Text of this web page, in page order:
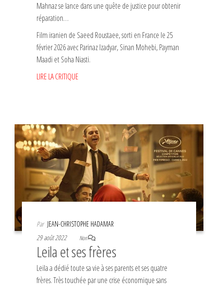
Mahnaz se lance dans une quête de justice pour obtenir
réparation…
Film iranien de Saeed Roustaee, sorti en France le 25
février 2026 avec Parinaz Izadyar, Sinan Mohebi, Payman
Maadi et Soha Niasti.
LIRE LA CRITIQUE
Par JEAN-CHRISTOPHE HADAMAR
29 août 2022
Non
Leila et ses frères
Leila a dédié toute sa vie à ses parents et ses quatre
frères. Très touchée par une crise économique sans